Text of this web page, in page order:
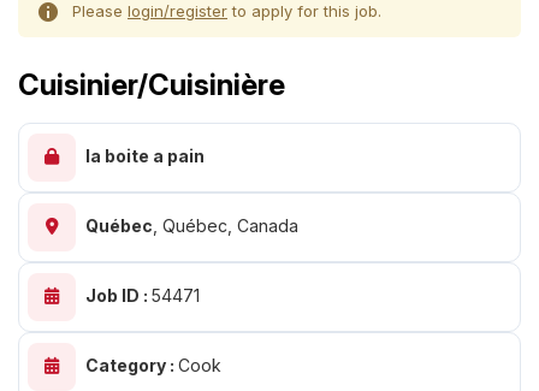
Please login/registerto apply for this job.
Cuisinier/cuisinière
la boite a pain
Québec Québec, Canada
Job ID : 54471
Category : Cook